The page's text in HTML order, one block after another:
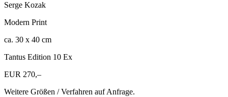
Serge Kozak
Modern Print
ca. 30 x 40 cm
Tantus Edition 10 Ex
EUR 270,–
Weitere Größen / Verfahren auf Anfrage.